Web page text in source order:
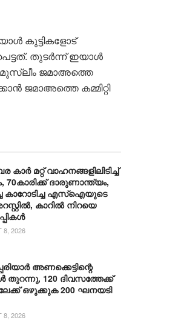
കുട്ടികളോട്
തുടർന്ന് ഇയാൾ
മുസ്ലീം ജമാഅത്തെ
ജമാഅത്തെ കമ്മിറ്റി
മറ്റ് വാഹനങ്ങളിലിടിച്ച്
ദാരുണാന്ത്യം,
കാറോടിച്ച എസ്ഐയുടെ
കാറില്‍ നിറയെ
8, 2026
അണക്കെട്ടിന്റെ
തുറന്നു, 120 ദിവസത്തേക്ക്
ഒഴുക്കുക 200 ഘനയടി
8, 2026